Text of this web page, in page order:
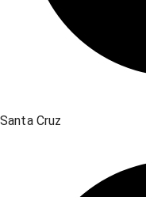
Santa Cruz